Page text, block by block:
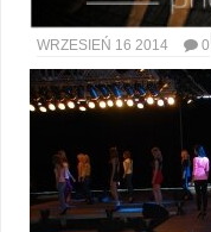
WRZESIEŃ 16 2014 0